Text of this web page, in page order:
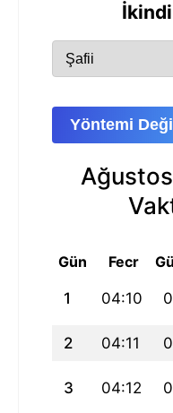
Yöntemi
Gün Fecr
1 04:10
2 04:11
3 04:12